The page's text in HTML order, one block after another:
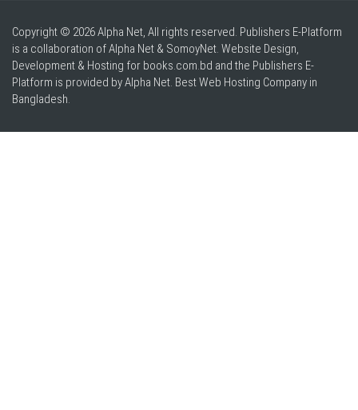
Copyright © 2026 Alpha Net, All rights reserved. Publishers E-Platform
is a collaboration of Alpha Net & SomoyNet. Website Design,
Development & Hosting for books.com.bd and the Publishers E-
Platform is provided by Alpha Net. BestWeb Hosting Company in
Bangladesh.